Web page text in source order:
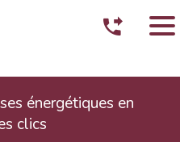
énergétiques en
clics